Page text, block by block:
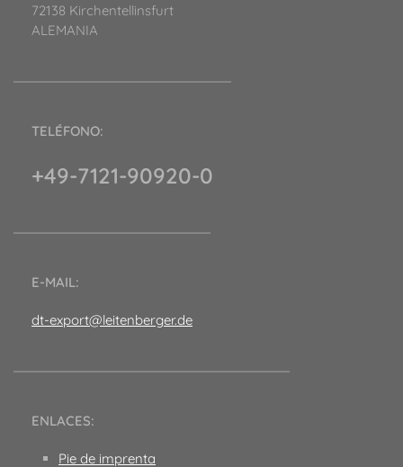
72138 Kirchentellinsfurt
ALEMANIA
TELÉFONO:
+49-7121-90920-0
E-MAIL:
dt-export@leitenberger.de
ENLACES:
Pie de imprenta